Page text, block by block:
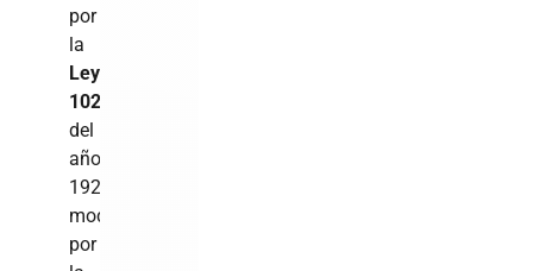
por
la
Ley
1024
del
año
1928,
modificado
por